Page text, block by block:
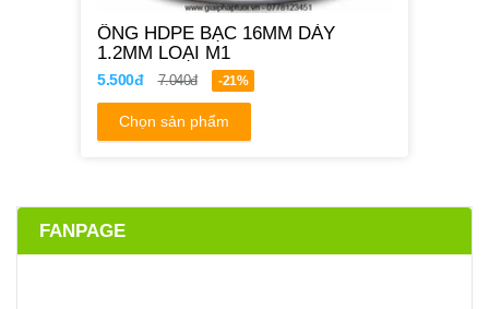
ỐNG HDPE BẠC 16MM DÀY
1.2MM LOẠI M1
5.500đ 7.040đ -21%
Chọn sản phẩm
FANPAGE